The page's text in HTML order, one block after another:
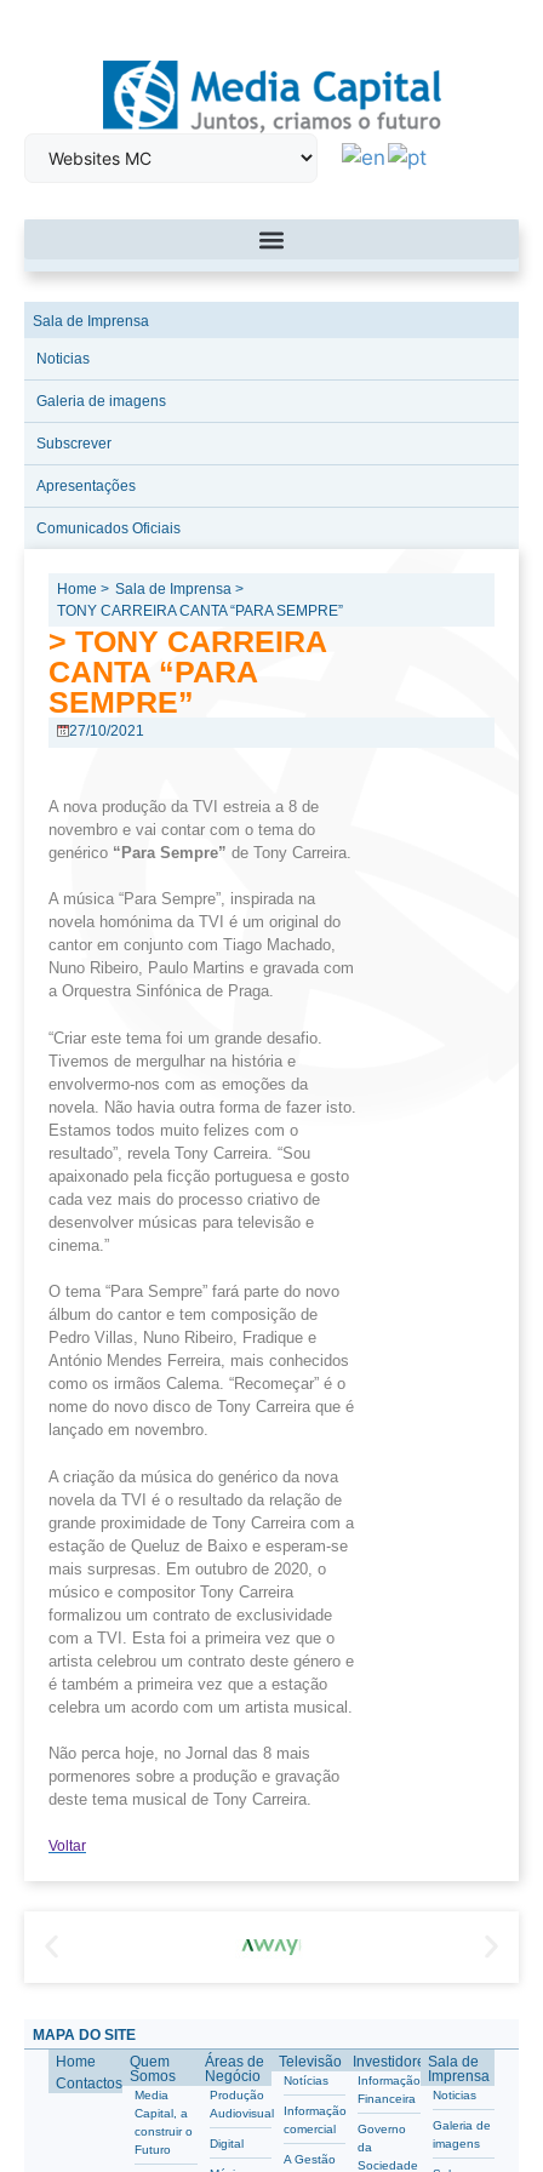
Sala de Imprensa
Noticias
Galeria de imagens
Subscrever
Apresentações
Comunicados Oficiais
Home > Sala de Imprensa >
TONY CARREIRA CANTA “PARA SEMPRE”
> TONY CARREIRA
CANTA “PARA
SEMPRE”
27/10/2021
A nova produção da TVI estreia a 8 de
novembro e vai contar com o tema do
genérico “Para Sempre” de Tony Carreira.
A música “Para Sempre”, inspirada na
novela homónima da TVI é um original do
cantor em conjunto com Tiago Machado,
Nuno Ribeiro, Paulo Martins e gravada com
a Orquestra Sinfónica de Praga.
“Criar este tema foi um grande desafio.
Tivemos de mergulhar na história e
envolvermo-nos com as emoções da
novela. Não havia outra forma de fazer isto.
Estamos todos muito felizes com o
resultado”, revela Tony Carreira. “Sou
apaixonado pela ficção portuguesa e gosto
cada vez mais do processo criativo de
desenvolver músicas para televisão e
cinema.”
O tema “Para Sempre” fará parte do novo
álbum do cantor e tem composição de
Pedro Villas, Nuno Ribeiro, Fradique e
António Mendes Ferreira, mais conhecidos
como os irmãos Calema. “Recomeçar” é o
nome do novo disco de Tony Carreira que é
lançado em novembro.
A criação da música do genérico da nova
novela da TVI é o resultado da relação de
grande proximidade de Tony Carreira com a
estação de Queluz de Baixo e esperam-se
mais surpresas. Em outubro de 2020, o
músico e compositor Tony Carreira
formalizou um contrato de exclusividade
com a TVI. Esta foi a primeira vez que o
artista celebrou um contrato deste género e
é também a primeira vez que a estação
celebra um acordo com um artista musical.
Não perca hoje, no Jornal das 8 mais
pormenores sobre a produção e gravação
deste tema musical de Tony Carreira.
Voltar
MAPA DO SITE
Home
Contactos
Quem
Somos
Media
Capital, a
construir o
Futuro
Áreas de
Negócio
Produção
Audiovisual
Digital
Televisão
Notícias
Informação
comercial
A Gestão
Investidores
Informação
Financeira
Governo
da
Sociedade
Sala de
Imprensa
Noticias
Galeria de
imagens